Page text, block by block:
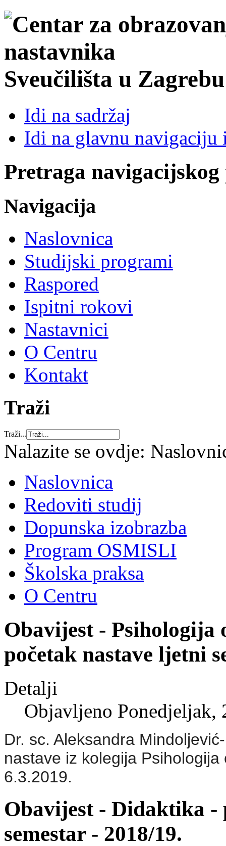
Sveučilišta u Zagrebu
Idi na sadržaj
Idi na glavnu navigaciju
Pretraga
Navigacija
Naslovnica
Studijski programi
Raspored
Ispitni rokovi
Nastavnici
O Centru
Kontakt
Traži
Traži...
Nalazite se ovdje:
Naslovnica
Redoviti studij
Dopunska izobrazba
Program OSMISLI
Školska praksa
O Centru
Obavijest - Psihologija
početak nastave ljetni
Detalji
Objavljeno Ponedjeljak,
Dr. sc. Aleksandra
nastave iz kolegija
6.3.2019.
Obavijest - Didaktika -
semestar - 2018/19.